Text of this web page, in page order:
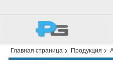
Главная страница Продукция